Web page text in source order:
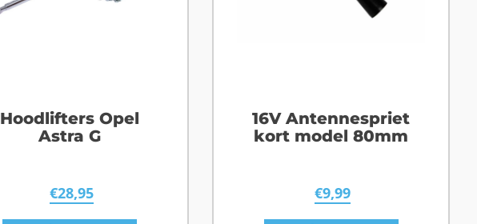
Hoodlifters Opel
Astra G
€28,95
16V Antennespriet
kort model 80mm
€9,99